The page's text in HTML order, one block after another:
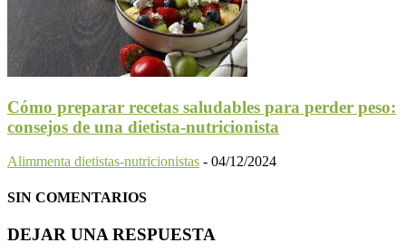
Cómo preparar recetas saludables para perder peso:
consejos de una dietista-nutricionista
Alimmenta dietistas-nutricionistas - 04/12/2024
SIN COMENTARIOS
DEJAR UNA RESPUESTA